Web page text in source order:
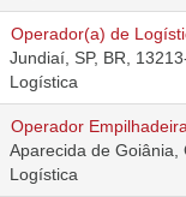
Operador(a) de
Jundiaí, SP, BR,
Logística
Operador
Aparecida de Goiânia,
Logística